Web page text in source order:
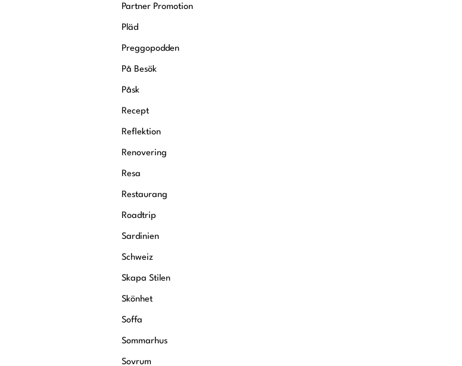
Partner Promotion
Pläd
Preggopodden
På Besök
Påsk
Recept
Reflektion
Renovering
Resa
Restaurang
Roadtrip
Sardinien
Schweiz
Skapa Stilen
Skönhet
Soffa
Sommarhus
Sovrum